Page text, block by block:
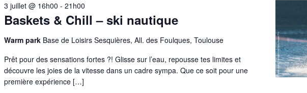
Baskets & Chill – ski nautique
3 juillet @ 16h00 -21h00
Warm park Base de Loisirs Sesquières, All. des Foulques, Toulouse
Prêt pour des sensations fortes ?! Glisse sur l’eau, repousse tes limites et
découvre les joies de la vitesse dans un cadre sympa. Que ce soit pour une
première expérience […]